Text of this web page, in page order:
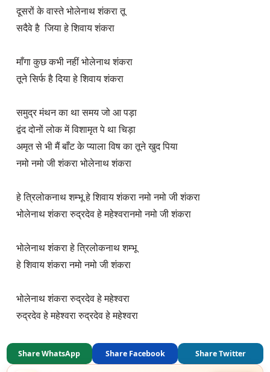
दूसरों के वास्ते भोलेनाथ शंकरा तू
सदैवे है  जिया हे शिवाय शंकरा
माँगा कुछ कभी नहीं भोलेनाथ शंकरा
तूने सिर्फ है दिया हे शिवाय शंकरा
समुद्र मंथन का था समय जो आ पड़ा
द्वंद दोनों लोक में विशामृत पे था चिड़ा
अमृत से भी मैं बाँट के प्याला विष का तूने खुद पिया
नमो नमो जी शंकरा भोलेनाथ शंकरा
हे त्रिलोकनाथ शम्भू हे शिवाय शंकरा नमो नमो जी शंकरा
भोलेनाथ शंकरा रुद्रदेव हे महेश्वरानमो नमो जी शंकरा
भोलेनाथ शंकरा हे त्रिलोकनाथ शम्भू
हे शिवाय शंकरा नमो नमो जी शंकरा
भोलेनाथ शंकरा रुद्रदेव हे महेश्वरा
रुद्रदेव हे महेश्वरा रुद्रदेव हे महेश्वरा
Share WhatsApp Share Facebook Share Twitter